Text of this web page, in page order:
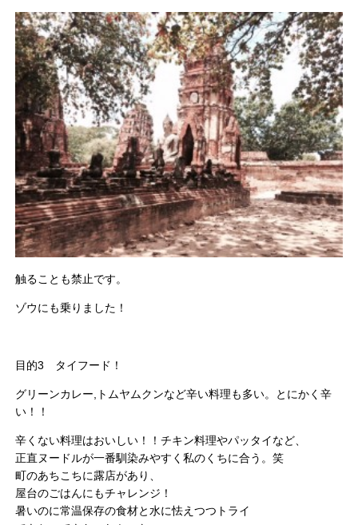
触ることも禁止です。
ゾウにも乗りました！
目的3 タイフード！
グリーンカレー,トムヤムクンなど辛い料理も多い。とにかく辛
い！！
辛くない料理はおいしい！！チキン料理やパッタイなど、
正直ヌードルが一番馴染みやすく私のくちに合う。笑
町のあちこちに露店があり、
屋台のごはんにもチャレンジ！
暑いのに常温保存の食材と水に怯えつつトライ